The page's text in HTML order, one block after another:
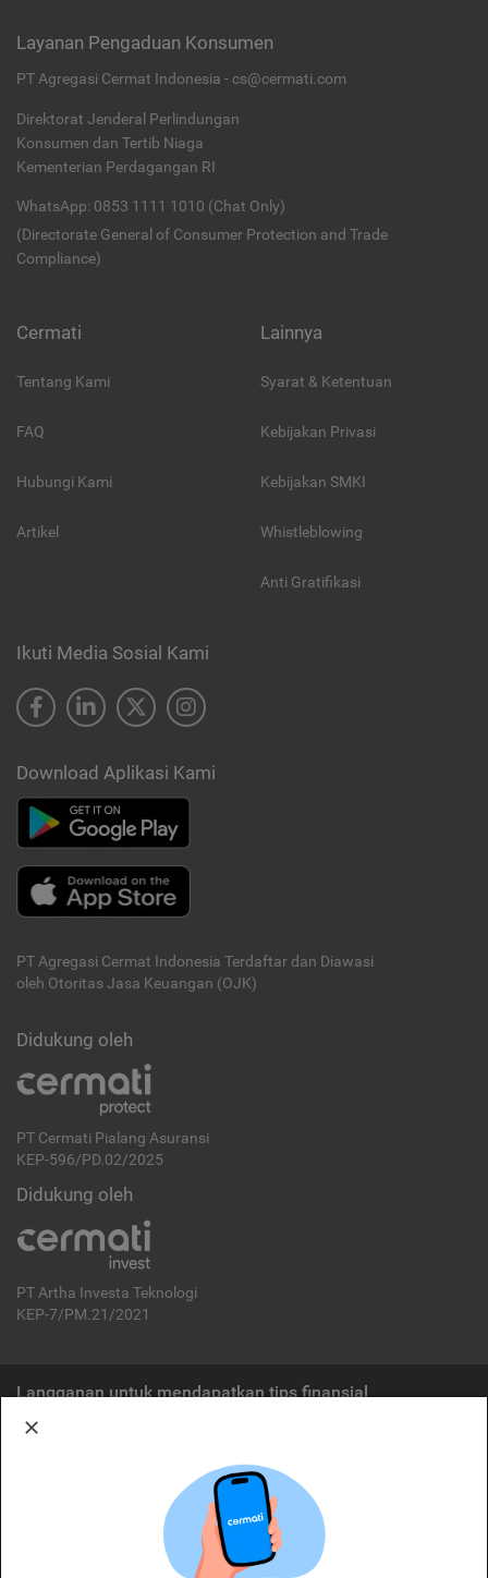
Layanan Pengaduan Konsumen
PT Agregasi Cermat Indonesia - cs@cermati.com
Direktorat Jenderal Perlindungan
Konsumen dan Tertib Niaga
Kementerian Perdagangan RI
WhatsApp: 0853 1111 1010 (Chat Only)
(Directorate General of Consumer Protection and Trade
Compliance)
Cermati
Tentang Kami
FAQ
Hubungi Kami
Artikel
Lainnya
Syarat & Ketentuan
Kebijakan Privasi
Kebijakan SMKI
Whistleblowing
Anti Gratifikasi
Ikuti Media Sosial Kami
Download Aplikasi Kami
PT Agregasi Cermat Indonesia Terdaftar dan Diawasi
oleh Otoritas Jasa Keuangan (OJK)
Didukung oleh
PT Cermati Pialang Asuransi
KEP-596/PD.02/2025
Didukung oleh
PT Artha Investa Teknologi
KEP-7/PM.21/2021
Langganan untuk mendapatkan tips finansial
Cermati merupakan penyelenggara agregasi jasa keuangan yang terdaftar di
OJK. Oleh karena itu, produk dan/atau layanan jasa keuangan yang
ditawarkan bukan merupakan produk dan/atau layanan jasa keuangan yang
diterbitkan oleh Cermati dan Cermati tidak bertanggung jawab atas tuntutan